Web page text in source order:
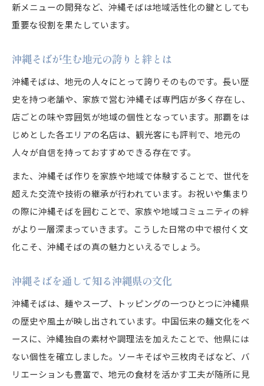
新メニューの開発など、沖縄そばは地域活性化の鍵としても
重要な役割を果たしています。
沖縄そばが生む地元の誇りと絆とは
沖縄そばは、地元の人々にとって誇りそのものです。長い歴
史を持つ老舗や、家族で営む沖縄そば専門店が多く存在し、
店ごとの味や雰囲気が地域の個性となっています。那覇をは
じめとした各エリアの名店は、観光客にも評判で、地元の
人々が自信を持っておすすめできる存在です。
また、沖縄そば作りを家族や地域で体験することで、世代を
超えた交流や技術の継承が行われています。お祝いや集まり
の際に沖縄そばを囲むことで、家族や地域コミュニティの絆
がより一層深まっていきます。こうした日常の中で根付く文
化こそ、沖縄そばの真の魅力といえるでしょう。
沖縄そばを通して知る沖縄県の文化
沖縄そばは、麺やスープ、トッピングの一つひとつに沖縄県
の歴史や風土が映し出されています。中国伝来の麺文化をベ
ースに、沖縄独自の素材や調理法を加えたことで、他県には
ない個性を確立しました。ソーキそばや三枚肉そばなど、バ
リエーションも豊富で、地元の食材を活かす工夫が随所に見